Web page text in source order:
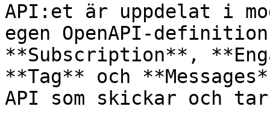
API:et är uppdelat i
egen OpenAPI-
**Subscription**,
**Tag** och
API som skickar och tar